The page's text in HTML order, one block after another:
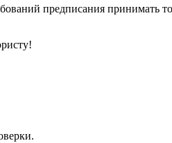
предписания принимать